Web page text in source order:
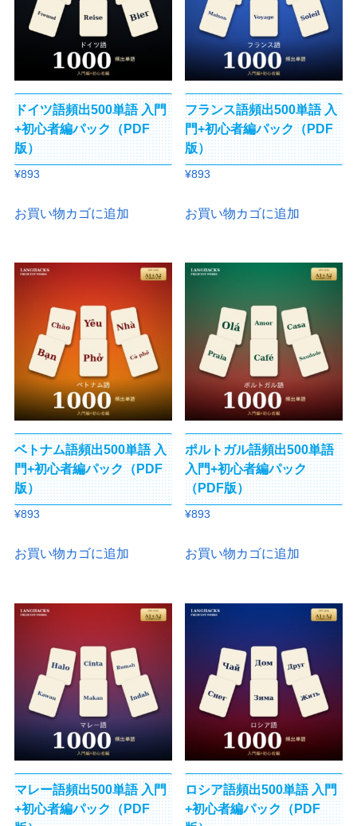
ドイツ語頻出500単語 入門
+初心者編パック（PDF
版）
¥893
お買い物カゴに追加
フランス語頻出500単語 入
門+初心者編パック（PDF
版）
¥893
お買い物カゴに追加
ベトナム語頻出500単語 入
門+初心者編パック（PDF
版）
¥893
お買い物カゴに追加
ポルトガル語頻出500単語
入門+初心者編パック
（PDF版）
¥893
お買い物カゴに追加
マレー語頻出500単語 入門
+初心者編パック（PDF
ロシア語頻出500単語 入門
+初心者編パック（PDF